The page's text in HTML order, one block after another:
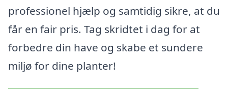
professionel hjælp og samtidig sikre, at du
får en fair pris. Tag skridtet i dag for at
forbedre din have og skabe et sundere
miljø for dine planter!